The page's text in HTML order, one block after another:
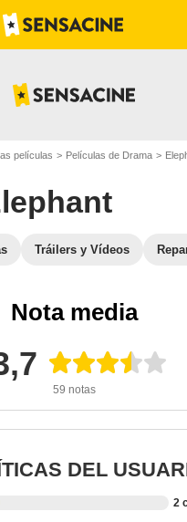
películas Películas de Drama
Tráilers y Vídeos
Nota media
59 notas
DEL
2